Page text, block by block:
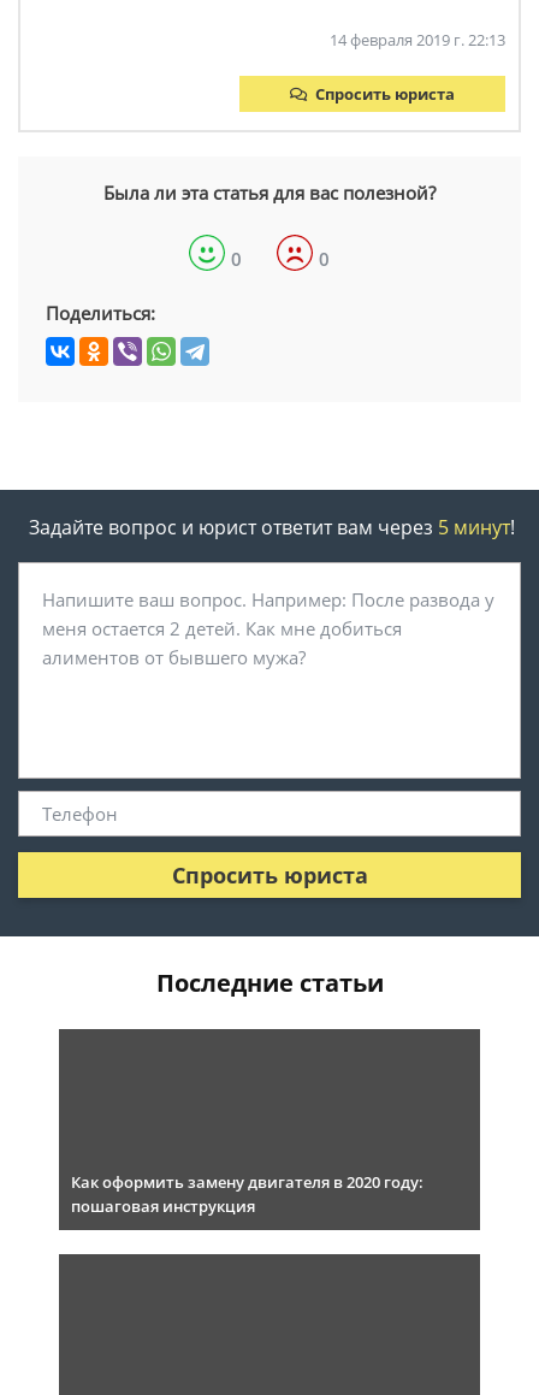
14 февраля 2019 г. 22:13
Спросить юриста
Была ли эта статья для вас полезной?
0 0
Поделиться:
Задайте вопрос и юрист ответит вам через 5 минут!
Спросить юриста
Последние статьи
Как оформить замену двигателя в 2020 году:
пошаговая инструкция